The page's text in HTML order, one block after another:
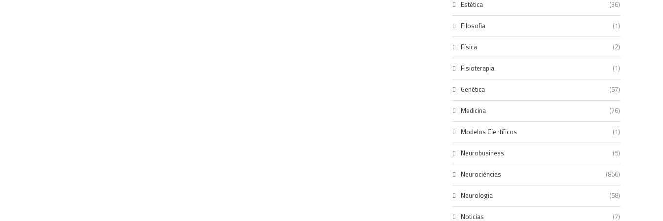
Estética (36)
Filosofia (1)
Física (2)
Fisioterapia (1)
Genética (57)
Medicina (76)
Modelos Científicos (1)
Neurobusiness (5)
Neurociências (866)
Neurologia (58)
Noticias (7)